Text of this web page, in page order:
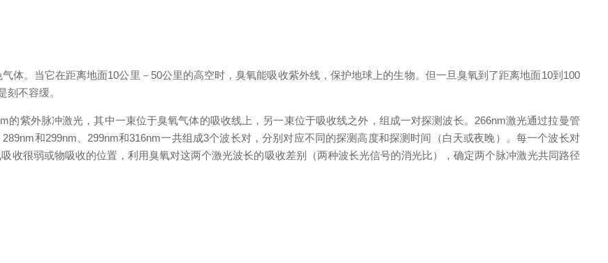
体。当它在距离地面10公里－50公里的高空时，臭氧能吸收紫外线，保护地球上的生物。但一旦臭氧到了距离地面10到100
刻不容缓。
的紫外脉冲激光，其中一束位于臭氧气体的吸收线上，另一束位于吸收线之外，组成一对探测波长。266nm激光通过拉曼管
和299nm、299nm和316nm一共组成3个波长对，分别对应不同的探测高度和探测时间（白天或夜晚）。每一个波长对
收很弱或物吸收的位置，利用臭氧对这两个激光波长的吸收差别（两种波长光信号的消光比），确定两个脉冲激光共同路径